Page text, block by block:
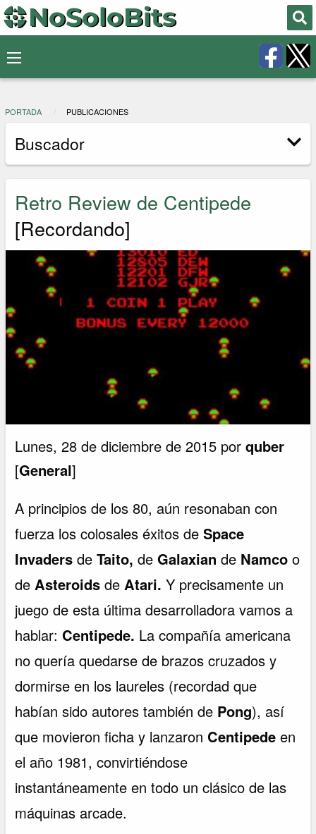
PORTADA PUBLICACIONES
Buscador
Retro Review de Centipede
[Recordando]
Lunes, 28 de diciembre de 2015 porquber
[General]
A principios de los 80, aún resonaban con
fuerza los colosales éxitos deSpace
InvadersdeTaito, deGalaxian de Namcoo
de Asteroids de Atari. Y precisamente un
juego de esta última desarrolladora vamos a
hablar: Centipede. La compañía americana
no quería quedarse de brazos cruzados y
dormirse en los laureles (recordad que
habían sido autores también de Pong), así
que movieron ficha y lanzaron Centipede en
el año 1981, convirtiéndose
instantáneamente en todo un clásico de las
máquinas arcade.